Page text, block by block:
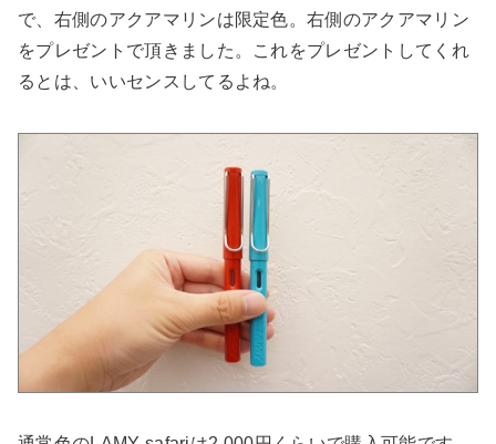
で、右側のアクアマリンは限定色。右側のアクアマリン
をプレゼントで頂きました。これをプレゼントしてくれ
るとは、いいセンスしてるよね。